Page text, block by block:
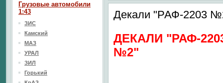
Декали "РАФ-2203
ДЕКАЛИ "РАФ-
№2"
Грузовые автомобили
1:43
ЗИС
Камский
МАЗ
УРАЛ
ЗИЛ
Горький